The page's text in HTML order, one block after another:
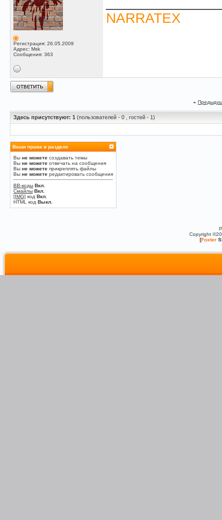
Регистрация: 26.05.2009
Адрес: Msk
Сообщения: 363
NARRATEX
«
Здесь присутствуют: 1 (пользователей - 0 , гостей - 1)
Ваши права в разделе
Вы не можете создавать темы
Вы не можете отвечать на сообщения
Вы не можете прикреплять файлы
Вы не можете редактировать сообщения
BB-коды Вкл.
Смайлы Вкл.
[IMG] код Вкл.
HTML код Выкл.
Copyright
[Foxter